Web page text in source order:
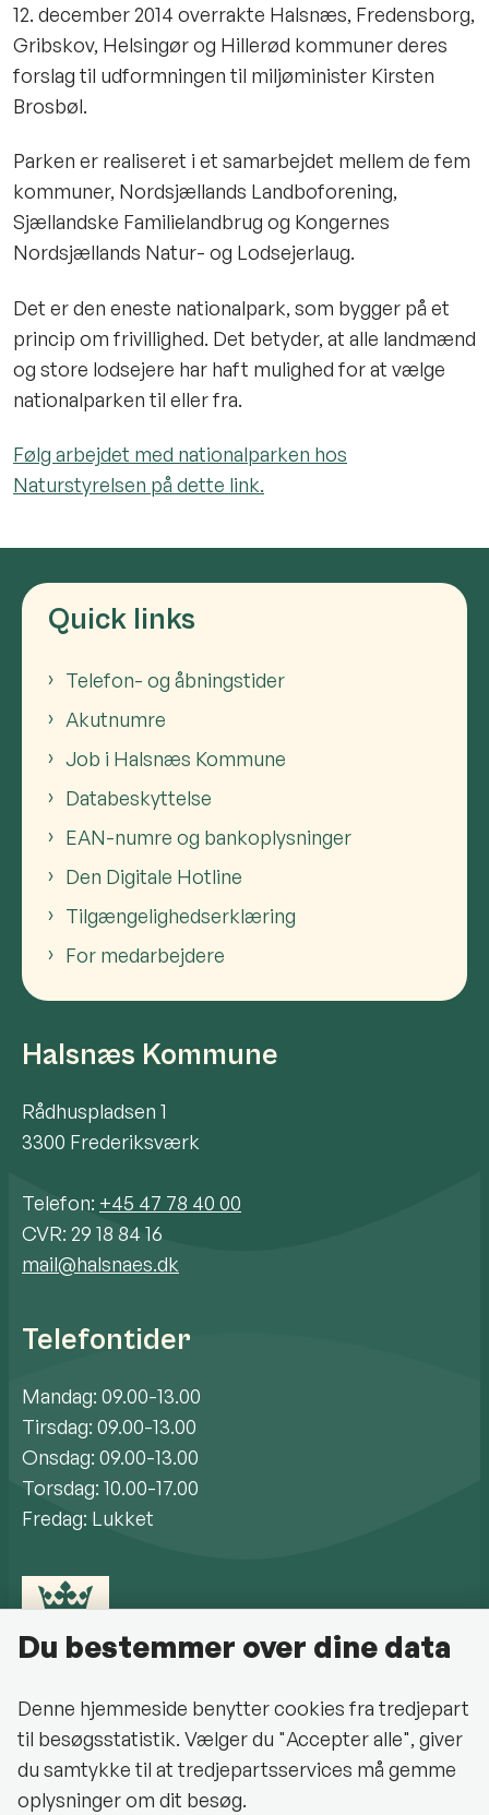
12. december 2014 overrakte Halsnæs, Fredensborg,
Gribskov, Helsingør og Hillerød kommuner deres
forslag til udformningen til miljøminister Kirsten
Brosbøl.
Parken er realiseret i et samarbejdet mellem de fem
kommuner, Nordsjællands Landboforening,
Sjællandske Familielandbrug og Kongernes
Nordsjællands Natur- og Lodsejerlaug.
Det er den eneste nationalpark, som bygger på et
princip om frivillighed. Det betyder, at alle landmænd
og store lodsejere har haft mulighed for at vælge
nationalparken til eller fra.
Følg arbejdet med nationalparken hos
Naturstyrelsen på dette link.
Quick links
Telefon- og åbningstider
Akutnumre
Job i Halsnæs Kommune
Databeskyttelse
EAN-numre og bankoplysninger
Den Digitale Hotline
Tilgængelighedserklæring
For medarbejdere
Halsnæs Kommune
Rådhuspladsen 1
3300 Frederiksværk
Telefon: +45 47 78 40 00
CVR: 29 18 84 16
mail@halsnaes.dk
Telefontider
Mandag: 09.00-13.00
Tirsdag: 09.00-13.00
Onsdag: 09.00-13.00
Torsdag: 10.00-17.00
Fredag: Lukket
Cookiepolitik
Du bestemmer over dine data
Denne hjemmeside benytter cookies fra tredjepart
til besøgsstatistik. Vælger du "Accepter alle", giver
du samtykke til at tredjepartsservices må gemme
oplysninger om dit besøg.